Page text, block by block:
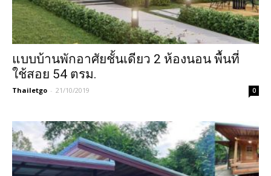
แบบบ้านพักอาศัยชั้นเดียว 2 ห้องนอน พื้นที่
ใช้สอย 54 ตรม.
Thailetgo - 21/10/2019 0